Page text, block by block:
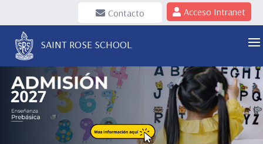
Contacto Acceso Intranet
SAINT ROSE SCHOOL